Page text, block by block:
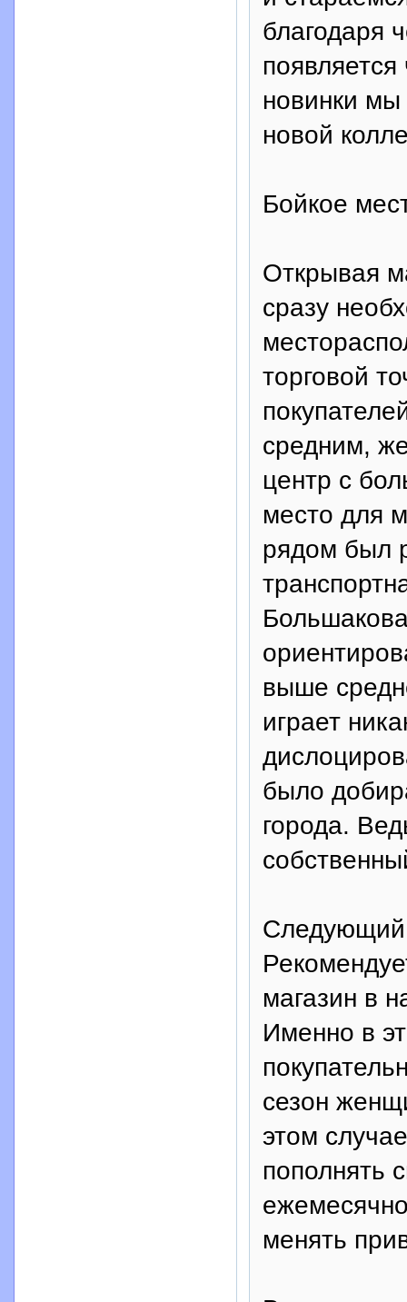
благодаря
новинки
новой
Бойкое
Открывая
сразу
торговой
средним,
центр с
место для
рядом был
выше
играет
было
города.
Следующий
магазин в
Именно в
сезон
этом
пополнять
менять